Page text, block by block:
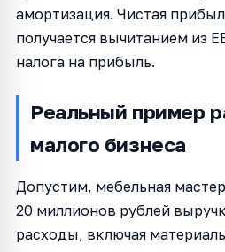
амортизация. Чистая
получается вычитанием из
налога на прибыль.
Реальный пример
малого бизнеса
Допустим, мебельная
20 миллионов рублей
расходы, включая